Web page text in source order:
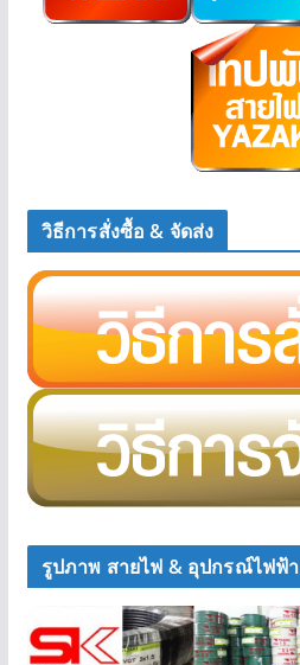
วิธีการสั่งซื้อ & จัดส่ง
รูปภาพ สายไฟ & อุปกรณ์ไฟฟ้า